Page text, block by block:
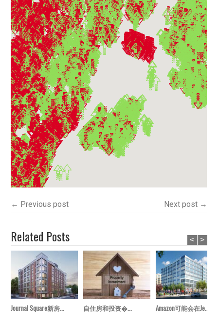
← Previous post Next post →
Related Posts
Journal Square新房... 自住房和投资�... Amazon可能会在Je...
< >